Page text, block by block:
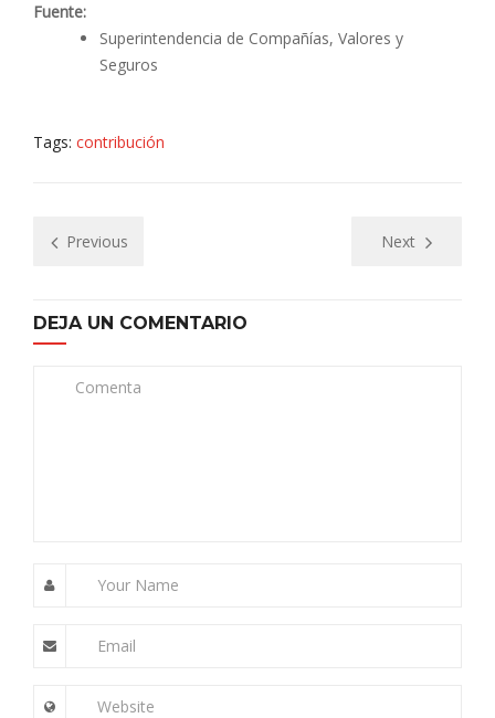
Fuente:
Superintendencia de Compañías, Valores y
Seguros
Tags: contribución
Previous Next
DEJA UN COMENTARIO
Comenta
Your Name
Email
Website